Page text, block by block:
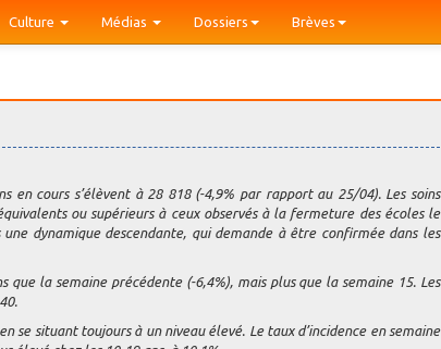
Culture Médias Dossiers Brèves
cours s’élèvent à 28 818 (-4,9% par rapport au 25/04). Les soins
ou supérieurs à ceux observés à la fermeture des écoles le
dynamique descendante, qui demande à être confirmée dans les
que la semaine précédente (-6,4%), mais plus que la semaine 15. Les
situant toujours à un niveau élevé. Le taux d’incidence en semaine